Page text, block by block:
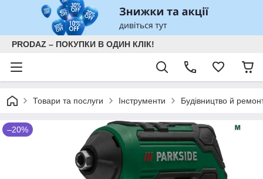
PRODAZ – ПОКУПКИ В ОДИН КЛІК!
Товари та послуги Інструменти Будівництво й
–20%